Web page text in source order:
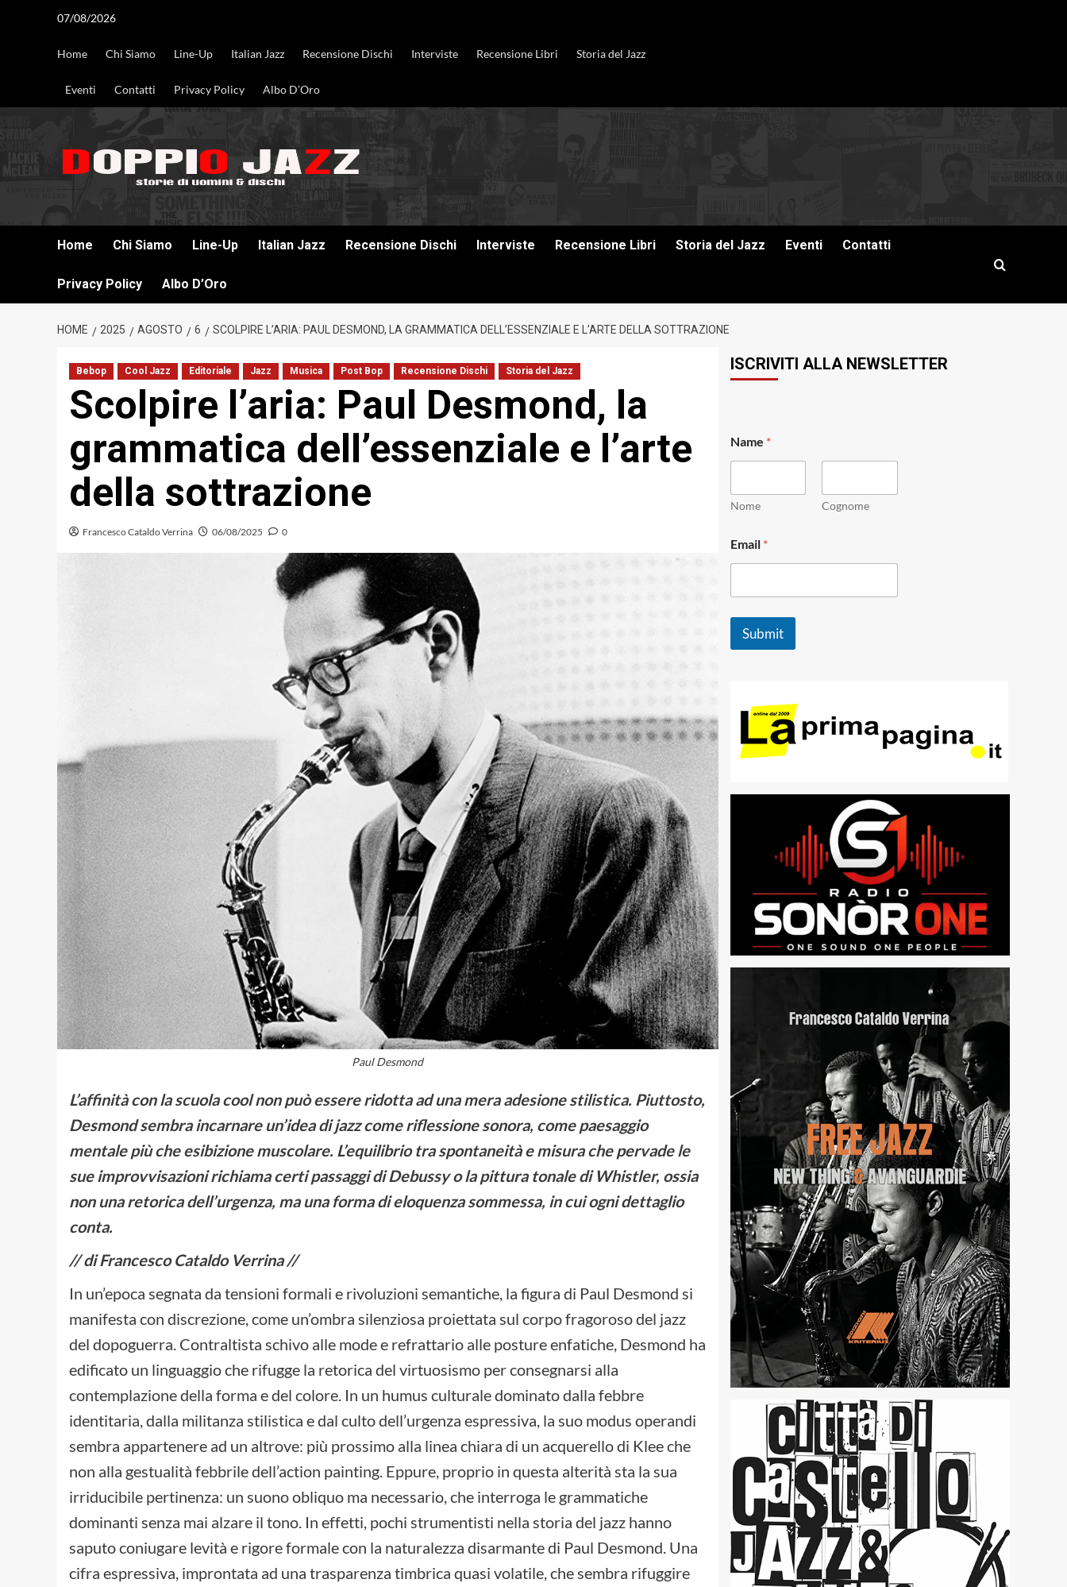
07/08/2026
Home Chi Siamo Line-Up Italian Jazz Recensione Dischi Interviste Recensione Libri Storia del Jazz
Eventi Contatti Privacy Policy Albo D’Oro
Home Chi Siamo Line-Up Italian Jazz Recensione Dischi Interviste Recensione Libri Storia del Jazz Eventi Contatti
Privacy Policy Albo D’Oro
HOME 2025 AGOSTO 6 SCOLPIRE L’ARIA: PAUL DESMOND, LA GRAMMATICA DELL’ESSENZIALE E L’ARTE DELLA SOTTRAZIONE
Bebop Cool Jazz Editoriale Jazz Musica Post Bop Recensione Dischi Storia del Jazz
Scolpire l’aria: Paul Desmond, la
grammatica dell’essenziale e l’arte
della sottrazione
Francesco Cataldo Verrina 06/08/2025 0
Paul Desmond
L’affinità con la scuola cool non può essere ridotta ad una mera adesione stilistica. Piuttosto,
Desmond sembra incarnare un’idea di jazz come riflessione sonora, come paesaggio
mentale più che esibizione muscolare. L’equilibrio tra spontaneità e misura che pervade le
sue improvvisazioni richiama certi passaggi di Debussy o la pittura tonale di Whistler, ossia
non una retorica dell’urgenza, ma una forma di eloquenza sommessa, in cui ogni dettaglio
conta.
// di Francesco Cataldo Verrina //
In un’epoca segnata da tensioni formali e rivoluzioni semantiche, la figura di Paul Desmond si
manifesta con discrezione, come un’ombra silenziosa proiettata sul corpo fragoroso del jazz
del dopoguerra. Contraltista schivo alle mode e refrattario alle posture enfatiche, Desmond ha
edificato un linguaggio che rifugge la retorica del virtuosismo per consegnarsi alla
contemplazione della forma e del colore. In un humus culturale dominato dalla febbre
identitaria, dalla militanza stilistica e dal culto dell’urgenza espressiva, la suo modus operandi
sembra appartenere ad un altrove: più prossimo alla linea chiara di un acquerello di Klee che
non alla gestualità febbrile dell’action painting. Eppure, proprio in questa alterità sta la sua
irriducibile pertinenza: un suono obliquo ma necessario, che interroga le grammatiche
dominanti senza mai alzare il tono. In effetti, pochi strumentisti nella storia del jazz hanno
saputo coniugare levità e rigore formale con la naturalezza disarmante di Paul Desmond. Una
cifra espressiva, improntata ad una trasparenza timbrica quasi volatile, che sembra rifuggire
ISCRIVITI ALLA NEWSLETTER
N
a
e
N
e
Name *
Nome Cognome
Email *
Submit